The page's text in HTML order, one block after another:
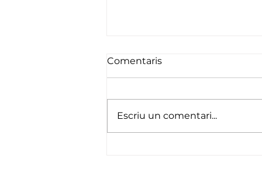
Fins setembre
Comentaris
Escriu un comentari...